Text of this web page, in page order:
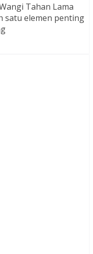
Tahan Lama
satu elemen penting